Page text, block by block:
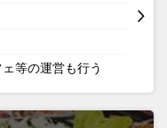
等の運営も行う